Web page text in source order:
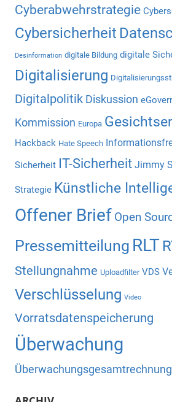
Cyberabwehrstrategie
Cybersicherheit
Desinformation digitale Bildung digitale
Digitalisierung
Digitalpolitik Diskussion
Kommission Europa
Hackback Hate Speech
Sicherheit IT-Sicherheit Jimmy
Strategie Künstliche
Offener Brief Open
Pressemitteilung RLT
Stellungnahme Uploadfilter VDS
Verschlüsselung Video
Vorratsdatenspeicherung
Überwachung
Überwachungsgesamtrechnung